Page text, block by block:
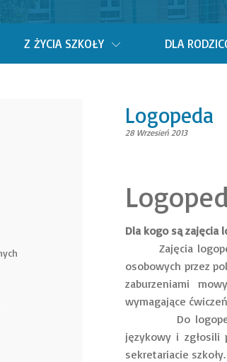
Z ŻYCIA SZKOŁY DLA
Logopeda
28 Wrzesień 2013
Dla kogo są zajęcia
Zajęcia
osobowych przez
zaburzeniami
wymagające
Do logopedy
językowy i zgłosili
sekretariacie